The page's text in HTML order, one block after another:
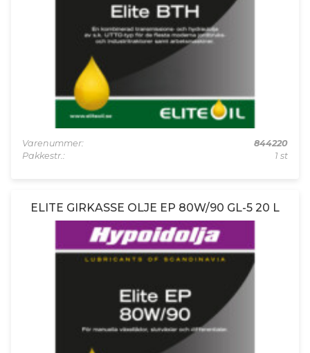
Varenummer:
844220
Pakkestr.:
1 st
ELITE GIRKASSE OLJE EP 80W/90 GL-5 20 L